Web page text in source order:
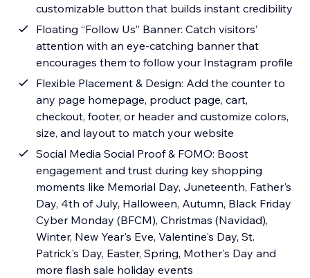
customizable button that builds instant credibility
Floating “Follow Us” Banner: Catch visitors’
attention with an eye-catching banner that
encourages them to follow your Instagram profile
Flexible Placement & Design: Add the counter to
any page homepage, product page, cart,
checkout, footer, or header and customize colors,
size, and layout to match your website
Social Media Social Proof & FOMO: Boost
engagement and trust during key shopping
moments like Memorial Day, Juneteenth, Father's
Day, 4th of July, Halloween, Autumn, Black Friday
Cyber Monday (BFCM), Christmas (Navidad),
Winter, New Year's Eve, Valentine's Day, St.
Patrick's Day, Easter, Spring, Mother's Day and
more flash sale holiday events